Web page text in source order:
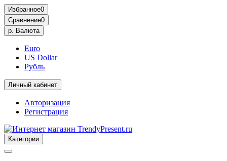
Избранное0
Сравнение0
р. Валюта
Euro
US Dollar
Рубль
Личный кабинет
Авторизация
Регистрация
Категории